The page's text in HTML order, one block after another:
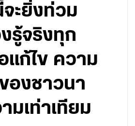
ะยิ่งท่วม
รู้จริงทุก
แก้ไข ความ
องชาวนา
มเท่าเทียม